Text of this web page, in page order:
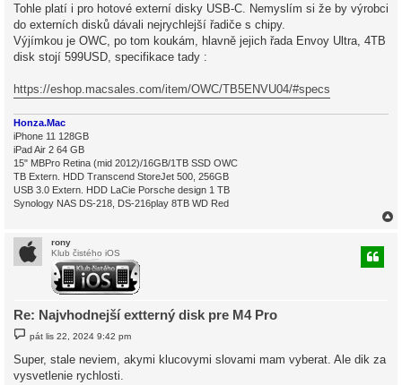
Tohle platí i pro hotové externí disky USB-C. Nemyslím si že by výrobci
do externích disků dávali nejrychlejší řadiče s chipy.
Výjímkou je OWC, po tom koukám, hlavně jejich řada Envoy Ultra, 4TB
disk stojí 599USD, specifikace tady :
https://eshop.macsales.com/item/OWC/TB5ENVU04/#specs
Honza.Mac
iPhone 11 128GB
iPad Air 2 64 GB
15" MBPro Retina (mid 2012)/16GB/1TB SSD OWC
TB Extern. HDD Transcend StoreJet 500, 256GB
USB 3.0 Extern. HDD LaCie Porsche design 1 TB
Synology NAS DS-218, DS-216play 8TB WD Red
rony
Klub čistého iOS
Re: Najvhodnejší extterný disk pre M4 Pro
s
p
pát lis 22, 2024 9:42 pm
Super, stale neviem, akymi klucovymi slovami mam vyberat. Ale dik za
vysvetlenie rychlosti.